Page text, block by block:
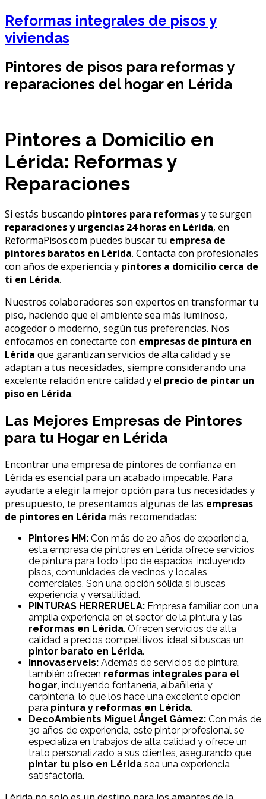
Reformas integrales de pisos y
viviendas
Pintores de pisos para reformas y
reparaciones del hogar en Lérida
Pintores a Domicilio en
Lérida: Reformas y
Reparaciones
Si estás buscando pintores para reformasy te surgen
reparaciones y urgencias 24 horas en Lérida, en
ReformaPisos.com puedes buscar tu empresa de
pintores baratos en Lérida. Contacta con profesionales
con años de experiencia y pintores a domicilio cerca de
ti en Lérida.
Nuestros colaboradores son expertos en transformar tu
piso, haciendo que el ambiente sea más luminoso,
acogedor o moderno, según tus preferencias. Nos
enfocamos en conectarte con empresas de pintura en
Lérida que garantizan servicios de alta calidad y se
adaptan a tus necesidades, siempre considerando una
excelente relación entre calidad y el precio de pintar un
piso en Lérida.
Las Mejores Empresas de Pintores
para tu Hogar en Lérida
Encontrar una empresa de pintores de confianza en
Lérida es esencial para un acabado impecable. Para
ayudarte a elegir la mejor opción para tus necesidades y
presupuesto, te presentamos algunas de las empresas
de pintores en Lérida más recomendadas:
Pintores HM: Con más de 20 años de experiencia,
esta empresa de pintores en Lérida ofrece servicios
de pintura para todo tipo de espacios, incluyendo
pisos, comunidades de vecinos y locales
comerciales. Son una opción sólida si buscas
experiencia y versatilidad.
PINTURAS HERRERUELA: Empresa familiar con una
amplia experiencia en el sector de la pintura y las
reformas en Lérida. Ofrecen servicios de alta
calidad a precios competitivos, ideal si buscas un
pintor barato en Lérida.
Innovaserveis: Además de servicios de pintura,
también ofrecen reformas integrales para el
hogar, incluyendo fontanería, albañilería y
carpintería, lo que los hace una excelente opción
para pintura y reformas en Lérida.
DecoAmbients Miguel Ángel Gámez: Con más de
30 años de experiencia, este pintor profesional se
especializa en trabajos de alta calidad y ofrece un
trato personalizado a sus clientes, asegurando que
pintar tu piso en Lérida sea una experiencia
satisfactoria.